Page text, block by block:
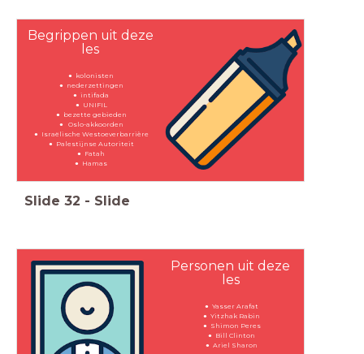
Begrippen uit deze
les
kolonisten
nederzettingen
intifada
UNIFIL
bezette gebieden
Oslo-akkoorden
Israëlische Westoeverbarrière
Palestijnse Autoriteit
Fatah
Hamas
Slide 32 - Slide
Personen uit deze
les
Yasser Arafat
Yitzhak Rabin
Shimon Peres
Bill Clinton
Ariel Sharon